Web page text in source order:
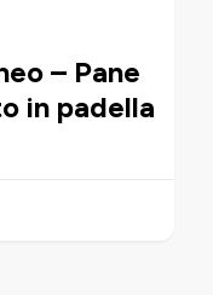
– Pane
in padella